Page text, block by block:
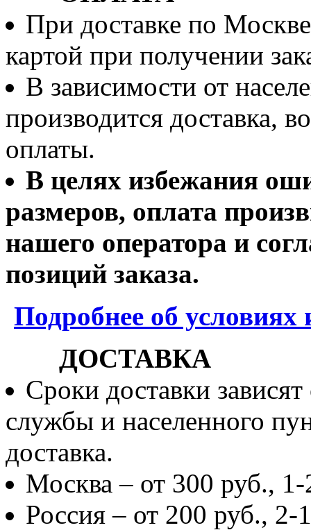
При доставке по
картой при получении
В зависимости от
производится доставка,
оплаты.
В целях избежания
размеров, оплата
нашего оператора и
позиций заказа.
Подробнее об
ДОСТАВКА
Сроки доставки
службы и населенного
доставка.
Москва – от 300 руб.,
Россия – от 200 руб., 2-